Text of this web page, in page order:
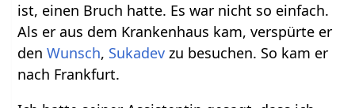
ist, einen Bruch hatte. Es war nicht so einfach.
Als er aus dem Krankenhaus kam, verspürte er
denWunsch, Sukadev zu besuchen. So kam er
nach Frankfurt.